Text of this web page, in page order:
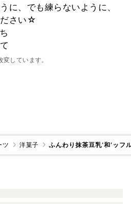
に、でも練らないように、
ださい☆
しています。
ツ 洋菓子 ふんわり抹茶豆乳’和’ッフ